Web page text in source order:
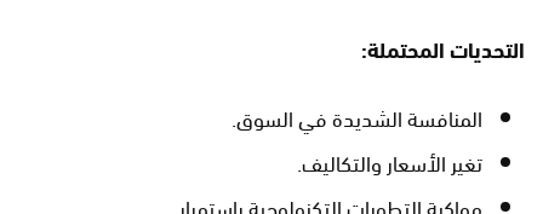
التحديات المحتملة:
المنافسة الشديدة في السوق.
تغير الأسعار والتكاليف.
مواكبة التطورات التكنولوجية باستمرار.